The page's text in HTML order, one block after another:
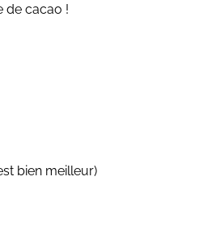
de cacao !
bien meilleur)